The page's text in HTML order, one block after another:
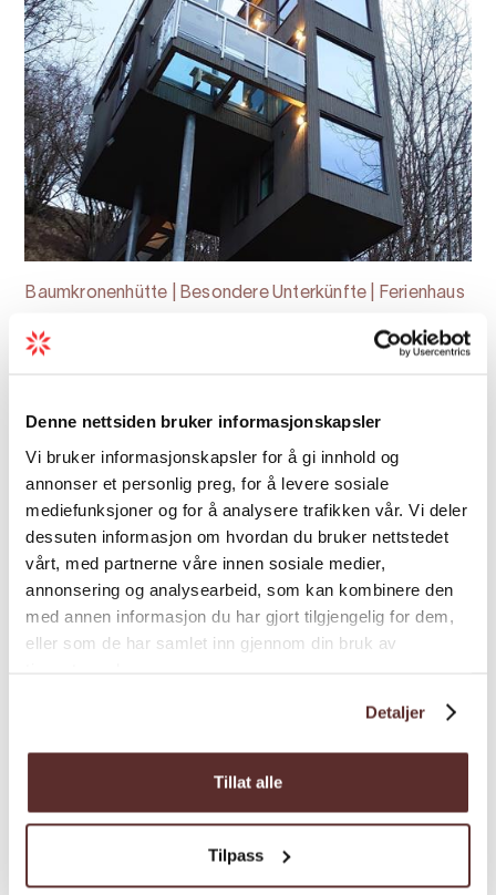
Denne nettsiden bruker informasjonskapsler
Vi bruker informasjonskapsler for å gi innhold og
annonser et personlig preg, for å levere sosiale
mediefunksjoner og for å analysere trafikken vår. Vi deler
dessuten informasjon om hvordan du bruker nettstedet
vårt, med partnerne våre innen sosiale medier,
annonsering og analysearbeid, som kan kombinere den
med annen informasjon du har gjort tilgjengelig for dem,
eller som de har samlet inn gjennom din bruk av
Detaljer
Tillat alle
Tilpass
Baumkronenhütte | Besondere Unterkünfte | Ferienhaus
Hardanger Panorama Lodge
majestätischen Berggipfeln über dem
Ulvikfjord. Die Hardanger Panorama Lodge
bietet Ihnen eine exklusive Unterkunft auf
der beeindruckenden Höhe von Ulv...